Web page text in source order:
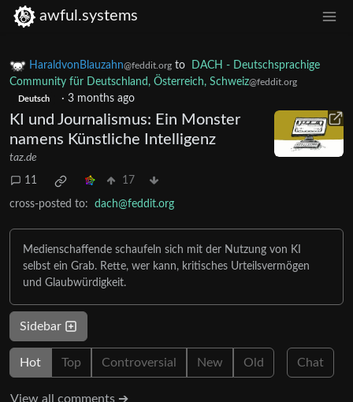
awful.systems
HaraldvonBlauzahn@feddit.org to
DACH - Deutschsprachige
Community für Deutschland, Österreich, Schweiz@feddit.org
Deutsch · 3 months ago
KI und Journalismus: Ein Monster
namens Künstliche Intelligenz
taz.de
11 17
cross-posted to: dach@feddit.org
Medienschaffende schaufeln sich mit der Nutzung von KI
selbst ein Grab. Rette, wer kann, kritisches Urteilsvermögen
und Glaubwürdigkeit.
Sidebar
Hot Top Controversial New Old Chat
View all comments ➔